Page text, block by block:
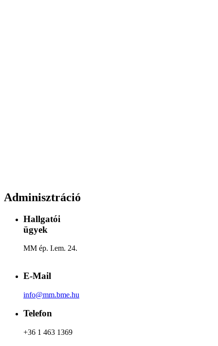
Adminisztráció
Hallgatói
ügyek
MM ép. I.em. 24.
E-Mail
info@mm.bme.hu
Telefon
+36 1 463 1369